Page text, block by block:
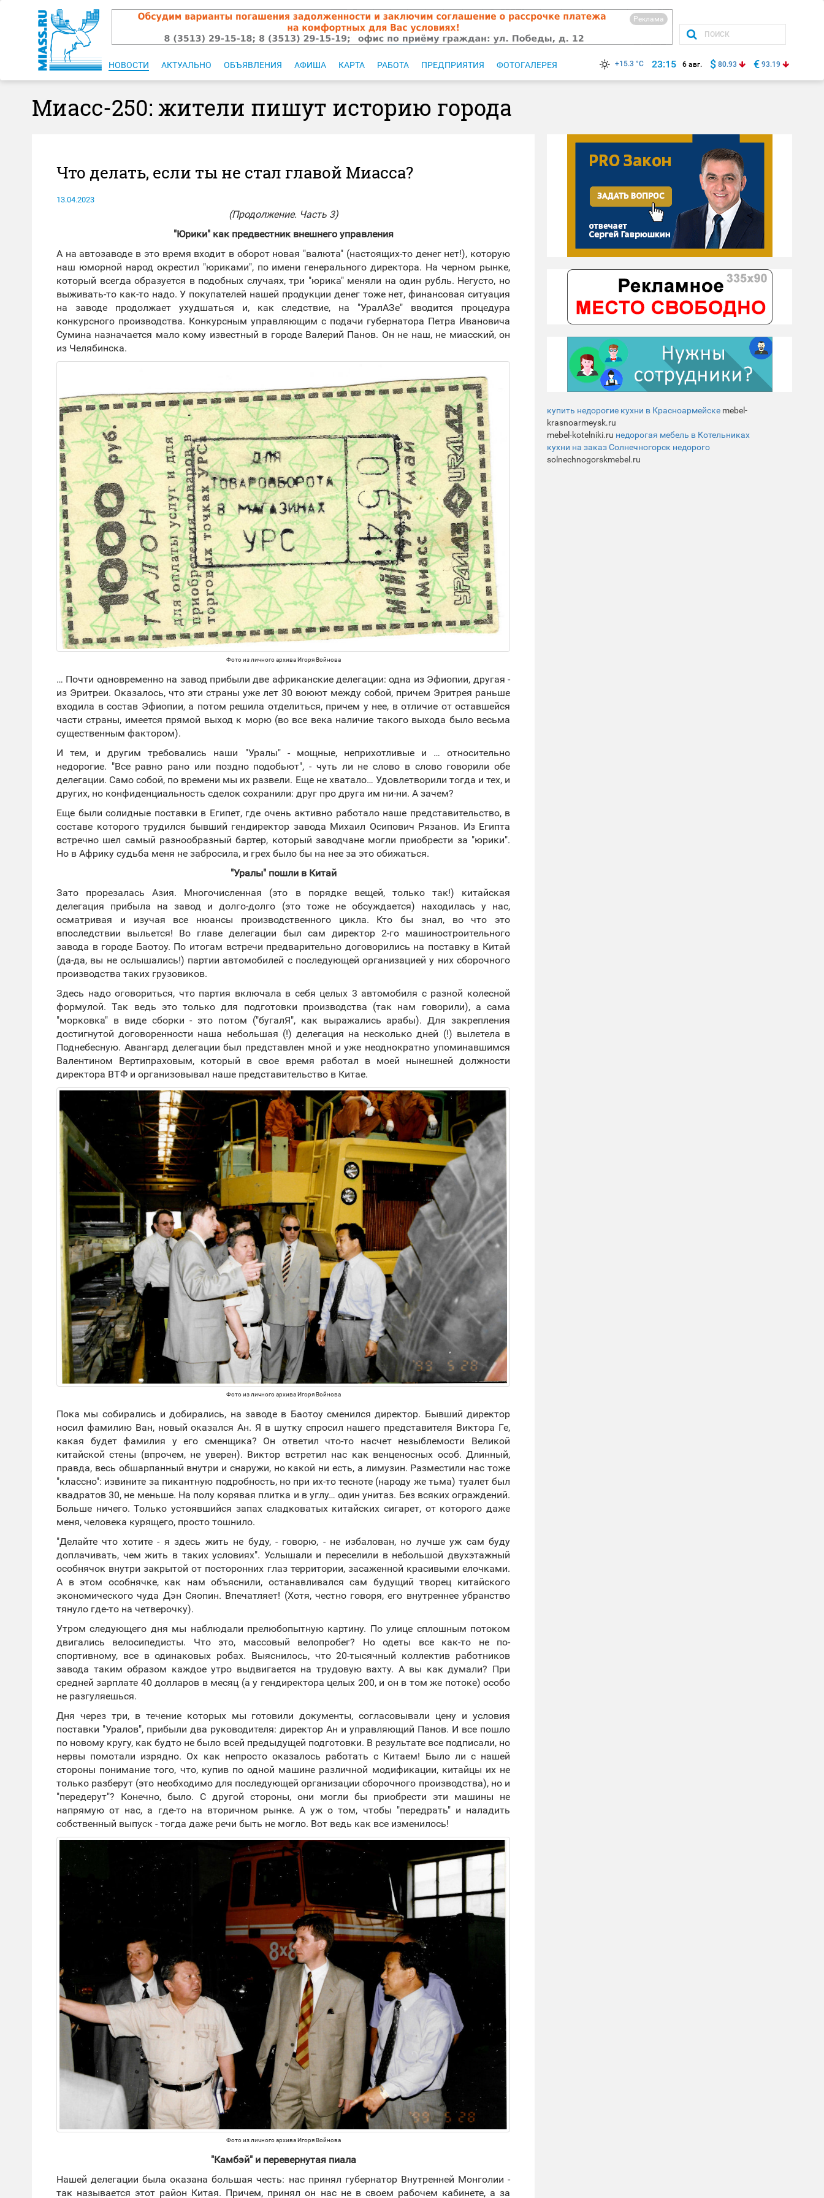
Реклама
НОВОСТИ АКТУАЛЬНО ОБЪЯВЛЕНИЯ АФИША КАРТА РАБОТА ПРЕДПРИЯТИЯ ФОТОГАЛЕРЕЯ +15.3 °C 23:15 6 авг. $ 80.93 € 93.19
Миасс-250: жители пишут историю города
Что делать, если ты не стал главой Миасса?
13.04.2023
(Продолжение. Часть 3)
"Юрики" как предвестник внешнего управления
А на автозаводе в это время входит в оборот новая "валюта" (настоящих-то денег нет!), которую
наш юморной народ окрестил "юриками", по имени генерального директора. На черном рынке,
который всегда образуется в подобных случаях, три "юрика" меняли на один рубль. Негусто, но
выживать-то как-то надо. У покупателей нашей продукции денег тоже нет, финансовая ситуация
на заводе продолжает ухудшаться и, как следствие, на "УралАЗе" вводится процедура
конкурсного производства. Конкурсным управляющим с подачи губернатора Петра Ивановича
Сумина назначается мало кому известный в городе Валерий Панов. Он не наш, не миасский, он
из Челябинска.
Фото из личного архива Игоря Войнова
… Почти одновременно на завод прибыли две африканские делегации: одна из Эфиопии, другая -
из Эритреи. Оказалось, что эти страны уже лет 30 воюют между собой, причем Эритрея раньше
входила в состав Эфиопии, а потом решила отделиться, причем у нее, в отличие от оставшейся
части страны, имеется прямой выход к морю (во все века наличие такого выхода было весьма
существенным фактором).
И тем, и другим требовались наши "Уралы" - мощные, неприхотливые и … относительно
недорогие. "Все равно рано или поздно подобьют", - чуть ли не слово в слово говорили обе
делегации. Само собой, по времени мы их развели. Еще не хватало… Удовлетворили тогда и тех, и
других, но конфиденциальность сделок сохранили: друг про друга им ни-ни. А зачем?
Еще были солидные поставки в Египет, где очень активно работало наше представительство, в
составе которого трудился бывший гендиректор завода Михаил Осипович Рязанов. Из Египта
встречно шел самый разнообразный бартер, который заводчане могли приобрести за "юрики".
Но в Африку судьба меня не забросила, и грех было бы на нее за это обижаться.
"Уралы" пошли в Китай
Зато прорезалась Азия. Многочисленная (это в порядке вещей, только так!) китайская
делегация прибыла на завод и долго-долго (это тоже не обсуждается) находилась у нас,
осматривая и изучая все нюансы производственного цикла. Кто бы знал, во что это
впоследствии выльется! Во главе делегации был сам директор 2-го машиностроительного
завода в городе Баотоу. По итогам встречи предварительно договорились на поставку в Китай
(да-да, вы не ослышались!) партии автомобилей с последующей организацией у них сборочного
производства таких грузовиков.
Здесь надо оговориться, что партия включала в себя целых 3 автомобиля с разной колесной
формулой. Так ведь это только для подготовки производства (так нам говорили), а сама
"морковка" в виде сборки - это потом ("бугалЯ", как выражались арабы). Для закрепления
достигнутой договоренности наша небольшая (!) делегация на несколько дней (!) вылетела в
Поднебесную. Авангард делегации был представлен мной и уже неоднократно упоминавшимся
Валентином Вертипраховым, который в свое время работал в моей нынешней должности
директора ВТФ и организовывал наше представительство в Китае.
Фото из личного архива Игоря Войнова
Пока мы собирались и добирались, на заводе в Баотоу сменился директор. Бывший директор
носил фамилию Ван, новый оказался Ан. Я в шутку спросил нашего представителя Виктора Ге,
какая будет фамилия у его сменщика? Он ответил что-то насчет незыблемости Великой
китайской стены (впрочем, не уверен). Виктор встретил нас как венценосных особ. Длинный,
правда, весь обшарпанный внутри и снаружи, но какой ни есть, а лимузин. Разместили нас тоже
"классно": извините за пикантную подробность, но при их-то тесноте (народу же тьма) туалет был
квадратов 30, не меньше. На полу корявая плитка и в углу… один унитаз. Без всяких ограждений.
Больше ничего. Только устоявшийся запах сладковатых китайских сигарет, от которого даже
меня, человека курящего, просто тошнило.
"Делайте что хотите - я здесь жить не буду, - говорю, - не избалован, но лучше уж сам буду
доплачивать, чем жить в таких условиях". Услышали и переселили в небольшой двухэтажный
особнячок внутри закрытой от посторонних глаз территории, засаженной красивыми елочками.
А в этом особнячке, как нам объяснили, останавливался сам будущий творец китайского
экономического чуда Дэн Сяопин. Впечатляет! (Хотя, честно говоря, его внутреннее убранство
тянуло где-то на четверочку).
Утром следующего дня мы наблюдали прелюбопытную картину. По улице сплошным потоком
двигались велосипедисты. Что это, массовый велопробег? Но одеты все как-то не по-
спортивному, все в одинаковых робах. Выяснилось, что 20-тысячный коллектив работников
завода таким образом каждое утро выдвигается на трудовую вахту. А вы как думали? При
средней зарплате 40 долларов в месяц (а у гендиректора целых 200, и он в том же потоке) особо
не разгуляешься.
Дня через три, в течение которых мы готовили документы, согласовывали цену и условия
поставки "Уралов", прибыли два руководителя: директор Ан и управляющий Панов. И все пошло
по новому кругу, как будто не было всей предыдущей подготовки. В результате все подписали, но
нервы помотали изрядно. Ох как непросто оказалось работать с Китаем! Было ли с нашей
стороны понимание того, что, купив по одной машине различной модификации, китайцы их не
только разберут (это необходимо для последующей организации сборочного производства), но и
"передерут"? Конечно, было. С другой стороны, они могли бы приобрести эти машины не
напрямую от нас, а где-то на вторичном рынке. А уж о том, чтобы "передрать" и наладить
собственный выпуск - тогда даже речи быть не могло. Вот ведь как все изменилось!
Фото из личного архива Игоря Войнова
"Камбэй" и перевернутая пиала
Нашей делегации была оказана большая честь: нас принял губернатор Внутренней Монголии -
так называется этот район Китая. Причем, принял он нас не в своем рабочем кабинете, а за
купить недорогие кухни в Красноармейске mebel-
krasnoarmeysk.ru
mebel-kotelniki.ru недорогая мебель в Котельниках
кухни на заказ Солнечногорск недорого
solnechnogorskmebel.ru